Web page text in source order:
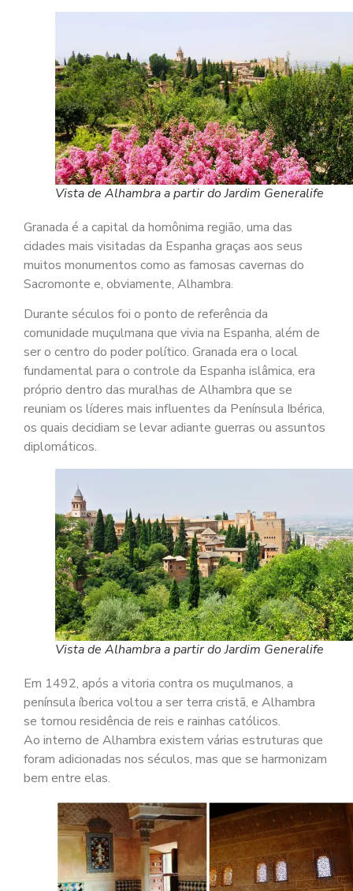
Vista de Alhambra a partir do Jardim Generalife
Granada é a capital da homônima região, uma das
cidades mais visitadas da Espanha graças aos seus
muitos monumentos como as famosas cavernas do
Sacromonte e, obviamente, Alhambra.
Durante séculos foi o ponto de referência da
comunidade muçulmana que vivia na Espanha, além de
ser o centro do poder político. Granada era o local
fundamental para o controle da Espanha islâmica, era
próprio dentro das muralhas de Alhambra que se
reuniam os líderes mais influentes da Península Ibérica,
os quais decidiam se levar adiante guerras ou assuntos
diplomáticos.
Vista de Alhambra a partir do Jardim Generalife
Em 1492, após a vitoria contra os muçulmanos, a
península íberica voltou a ser terra cristã, e Alhambra
se tornou residência de reis e rainhas católicos.
Ao interno de Alhambra existem várias estruturas que
foram adicionadas nos séculos, mas que se harmonizam
bem entre elas.